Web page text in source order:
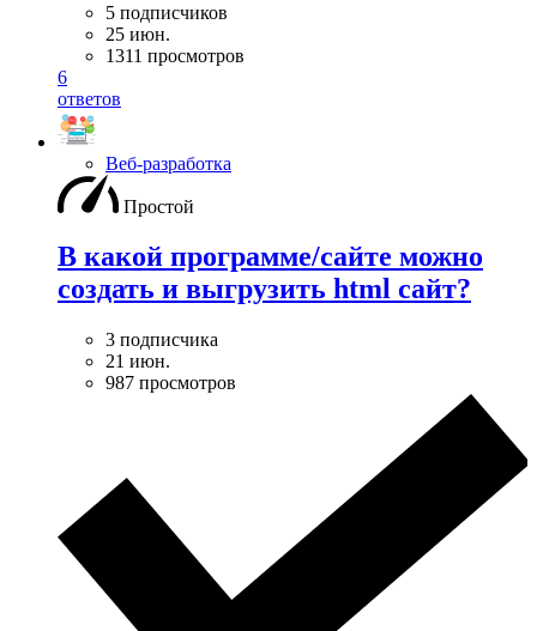
5 подписчиков
25 июн.
1311 просмотров
6
ответов
Веб-разработка
Простой
В какой программе/сайте можно
создать и выгрузить html сайт?
3 подписчика
21 июн.
987 просмотров